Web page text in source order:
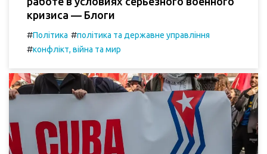
кризиса — Блоги
#Політика #політика та державне управління
#конфлікт, війна та мир